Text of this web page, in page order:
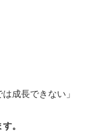
成長できない」
。